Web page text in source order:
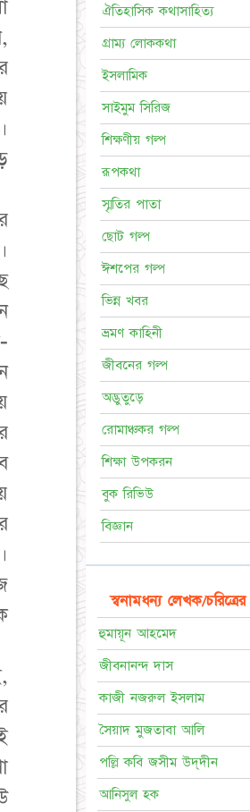
ঐতিহাসিক কথাসাহিত্য
গ্রাম্য লোককথা
ইসলামিক
সাইমুম সিরিজ
শিক্ষণীয় গল্প
রূপকথা
স্মৃতির পাতা
ছোট গল্প
ঈশপের গল্প
ভিন্ন খবর
ভ্রমণ কাহিনী
জীবনের গল্প
অদ্ভুতুড়ে
রোমাঞ্চকর গল্প
শিক্ষা উপকরন
বুক রিভিউ
বিজ্ঞান
স্বনামধন্য লেখক/
হুমায়ূন আহমেদ
জীবনানন্দ দাস
কাজী নজরুল ইসলাম
সৈয়াদ মুজতাবা আলি
পল্লি কবি জসীম উদ্‌দীন
আনিসুল হক